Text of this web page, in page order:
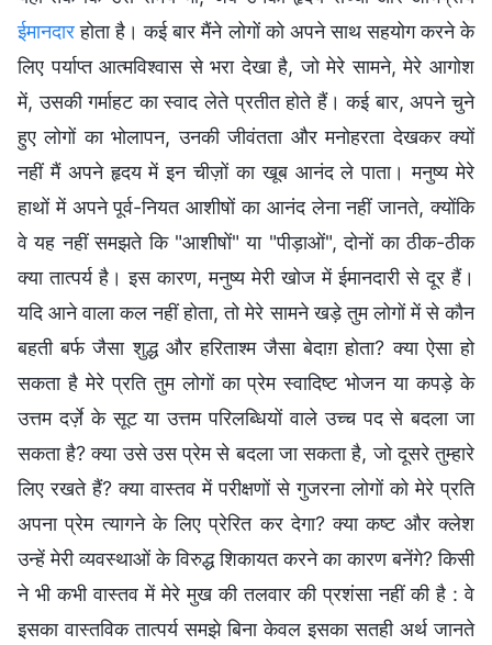
ईमानदारहोता है। कई बार मैंने लोगों को अपने साथ सहयोग करने के
लिए पर्याप्त आत्मविश्वास से भरा देखा है, जो मेरे सामने, मेरे आगोश
में, उसकी गर्माहट का स्वाद लेते प्रतीत होते हैं। कई बार, अपने चुने
हुए लोगों का भोलापन, उनकी जीवंतता और मनोहरता देखकर क्यों
नहीं मैं अपने हृदय में इन चीज़ों का खूब आनंद ले पाता। मनुष्य मेरे
हाथों में अपने पूर्व-नियत आशीषों का आनंद लेना नहीं जानते, क्योंकि
वे यह नहीं समझते कि "आशीषों" या "पीड़ाओं", दोनों का ठीक-ठीक
क्या तात्पर्य है। इस कारण, मनुष्य मेरी खोज में ईमानदारी से दूर हैं।
यदि आने वाला कल नहीं होता, तो मेरे सामने खड़े तुम लोगों में से कौन
बहती बर्फ जैसा शुद्ध और हरिताश्म जैसा बेदाग़ होता? क्या ऐसा हो
सकता है मेरे प्रति तुम लोगों का प्रेम स्वादिष्ट भोजन या कपड़े के
उत्तम दर्ज़े के सूट या उत्तम परिलब्धियों वाले उच्च पद से बदला जा
सकता है? क्या उसे उस प्रेम से बदला जा सकता है, जो दूसरे तुम्हारे
लिए रखते हैं? क्या वास्तव में परीक्षणों से गुजरना लोगों को मेरे प्रति
अपना प्रेम त्यागने के लिए प्रेरित कर देगा? क्या कष्ट और क्लेश
उन्हें मेरी व्यवस्थाओं के विरुद्ध शिकायत करने का कारण बनेंगे? किसी
ने भी कभी वास्तव में मेरे मुख की तलवार की प्रशंसा नहीं की है : वे
इसका वास्तविक तात्पर्य समझे बिना केवल इसका सतही अर्थ जानते